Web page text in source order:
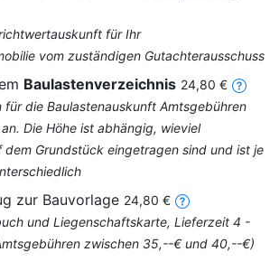
für Ihr
vom zuständigen Gutachterausschuss
Baulastenverzeichnis 24,80 €
für die Baulastenauskunft Amtsgebühren
Die Höhe ist abhängig, wieviel
dem Grundstück eingetragen sind und ist je
zur Bauvorlage 24,80 €
und Liegenschaftskarte, Lieferzeit 4 -
zwischen 35,--€ und 40,--€)